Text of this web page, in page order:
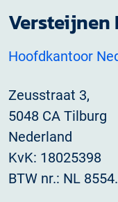
Versteijnen
Hoofdkantoor
Zeusstraat 3,
5048 CA Tilburg
Nederland
KvK: 18025398
BTW nr.: NL